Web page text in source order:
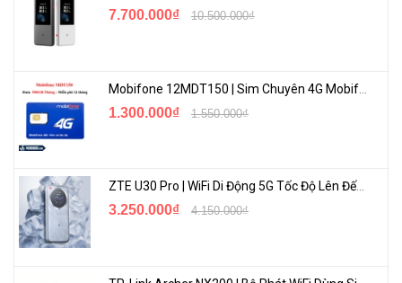
Phát Hiện Thông Minh
Camera Imou IPC-F42FP trang bị tính năng thông minh phát hiện
chuyển động và lập tức thông báo đến bạn ngay khi có tín hiệu.
7.700.000₫ 10.500.000₫
1.300.000₫ 1.550.000₫
ZTE U30 Pro | WiFi Di Động 5G Tốc Độ Lên Đến 500Mbps, Màn Hình Cảm Ứng
3.250.000₫ 4.150.000₫